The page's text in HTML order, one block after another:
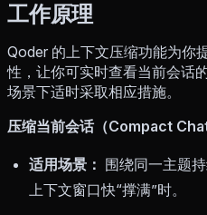
工作原理
Qoder 的上下文压缩功能为你
性，让你可实时查看当前会话
场景下适时采取相应措施。
压缩当前会话（Compact Chat
适用场景： 围绕同一主题
上下文窗口快“撑满”时。